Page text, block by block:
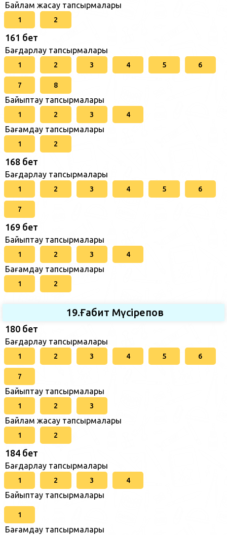
Байлам жасау тапсырмалары
1 2
161 бет
Бағдарлау тапсырмалары
1 2 3 4 5 6
7 8
Байыптау тапсырмалары
1 2 3 4
Бағамдау тапсырмалары
1 2
168 бет
Бағдарлау тапсырмалары
1 2 3 4 5 6
7
169 бет
Байыптау тапсырмалары
1 2 3 4
Бағамдау тапсырмалары
1 2
19.Ғабит Мүсірепов
180 бет
Бағдарлау тапсырмалары
1 2 3 4 5 6
7
Байыптау тапсырмалары
1 2 3
Байлам жасау тапсырмалары
1 2
184 бет
Бағдарлау тапсырмалары
1 2 3 4
Байыптау тапсырмалары
1
Бағамдау тапсырмалары